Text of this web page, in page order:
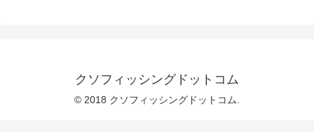
クソフィッシングドットコム
© 2018 クソフィッシングドットコム.